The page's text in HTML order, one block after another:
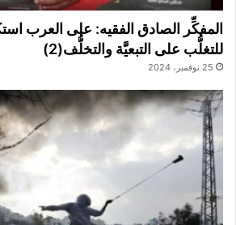
المفكِّر الصادق الفقيه: على العرب
للتغلُّب على التبعيَّة والتخلُّف(2)
25 نوفمبر، 2024